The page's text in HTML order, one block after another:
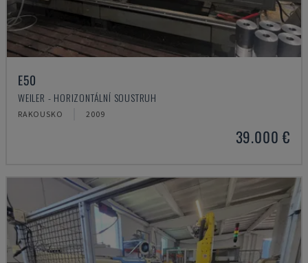
E50
WEILER - HORIZONTÁLNÍ SOUSTRUH
RAKOUSKO 2009
39.000 €